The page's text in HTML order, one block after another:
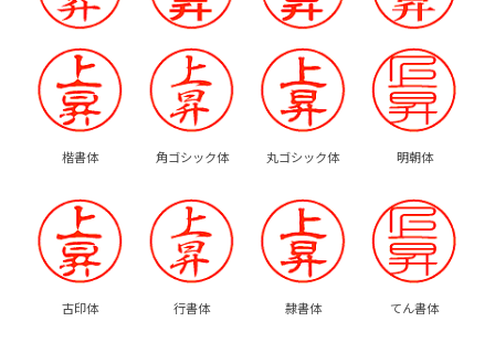
楷書体 角ゴシック体 丸ゴシック体 明朝体
古印体 行書体 隷書体 てん書体